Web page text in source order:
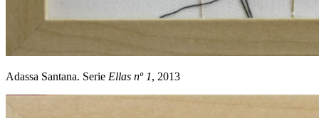
Adassa Santana. Serie Ellas nº 1, 2013